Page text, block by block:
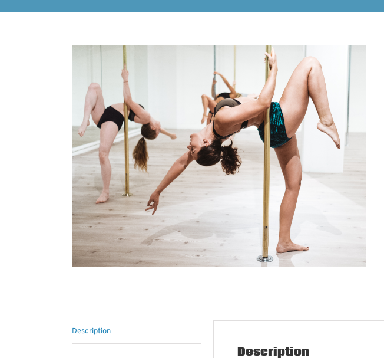
Description
Description